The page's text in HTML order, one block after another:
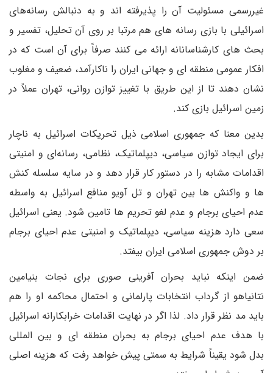
غیررسمی مسئولیت آن را پذیرفته اند و به دنبالش رسانه‌های
اسرائیلی با بازی رسانه های هم مرتبا بر روی آن تحلیل، تفسیر و
بحث های کارشناسانانه ارائه می کنند صرفاً برای آن است که در
افکار عمومی منطقه ای و جهانی ایران را ناکارآمد، ضعیف و مغلوب
نشان دهند تا از این طریق با تغییز توازن روانی، تهران عملاً در
زمین اسرائیل بازی کند.
بدین معنا که جمهوری اسلامی ذیل تحریکات اسرائیل به ناچار
برای ایجاد توازن سیاسی، دیپلماتیک، نظامی، رسانه‌ای و امنیتی
اقدامات مشابه را در دستور کار قرار دهد و در سایه سلسله کنش
ها و واکنش ها بین تهران و تل آویو منافع اسرائیل به واسطه
عدم احیای برجام و عدم لغو تحریم ها تامین شود. یعنی اسرائیل
سعی دارد هزینه سیاسی، دیپلماتیک و امنیتی عدم احیای برجام
بر دوش جمهوری اسلامی ایران بیفتد.
ضمن اینکه نباید بحران آفرینی صوری برای نجات بنیامین
نتانیاهو از گرداب انتخابات پارلمانی و احتمال محاکمه او را هم
باید مد نظر قرار داد. لذا اگر در نهایت اقدامات خرابکارانه اسرائیل
با هدف عدم احیای برجام به بحران منطقه ای و بین المللی
بدل شود یقیناً شرایط به سمتی پیش خواهد رفت که هزینه اصلی